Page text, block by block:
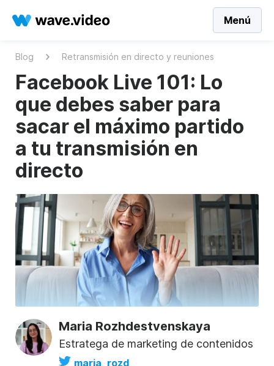
Menú
Blog Retransmisión en directo y reuniones
Facebook Live 101: Lo
que debes saber para
sacar el máximo partido
a tu transmisión en
directo
Maria Rozhdestvenskaya
Estratega de marketing de contenidos
maria_rozd